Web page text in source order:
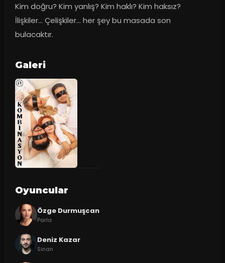
Kim doğru? Kim yanlış? Kim haklı? Kim haksız?
İlişkiler… Çelişkiler… her şey bu masada son
bulacaktır.
Galeri
Oyuncular
Özge Durmuşcan
Parla
Deniz Kazar
Sinan